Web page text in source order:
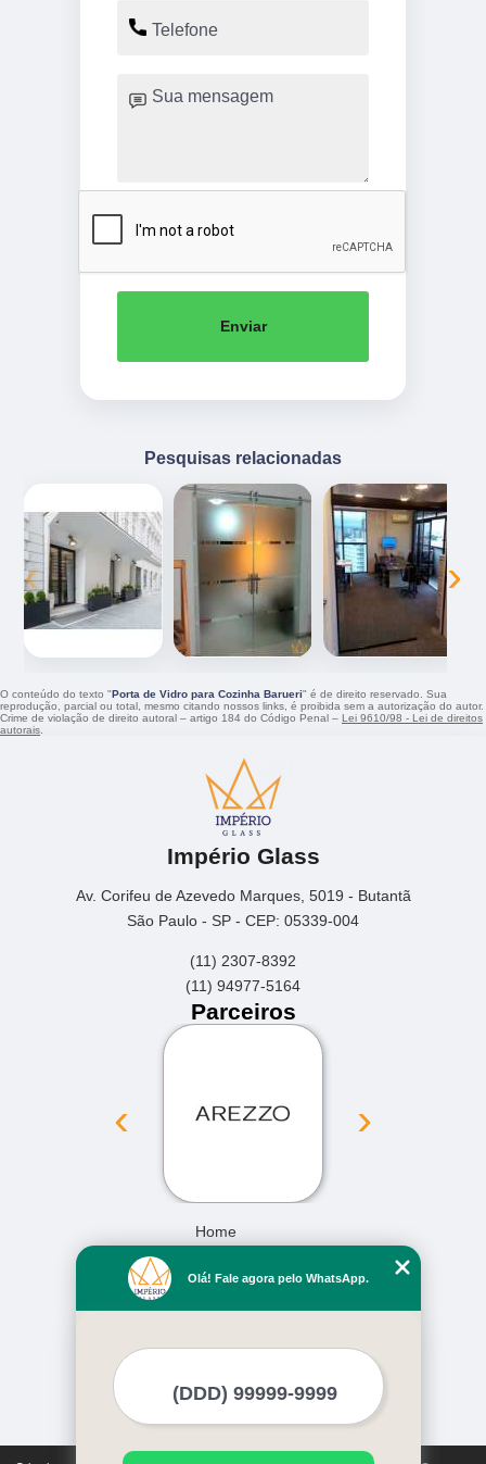
Enviar
Pesquisas relacionadas
‹ ›
O conteúdo do texto "Porta de Vidro para Cozinha Barueri" é de direito reservado. Sua
reprodução, parcial ou total, mesmo citando nossos links, é proibida sem a autorização do autor.
Crime de violação de direito autoral – artigo 184 do Código Penal – Lei 9610/98 - Lei de direitos
autorais.
Império Glass
Av. Corifeu de Azevedo Marques, 5019 - Butantã
São Paulo - SP - CEP: 05339-004
(11) 2307-8392
(11) 94977-5164
Parceiros
‹ ›
Home
Missão
Serviços
Mais Serviços
Olá! Fale agora pelo WhatsApp.